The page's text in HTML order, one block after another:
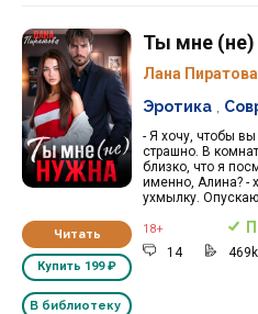
Читать
Купить 199 ₽
В библиотеку
Ты мне (не)
Лана Пиратова
- Я хочу, чтобы
страшно. В
близко, что я
именно, Алина? -
ухмылку.
Эротика
18+
14